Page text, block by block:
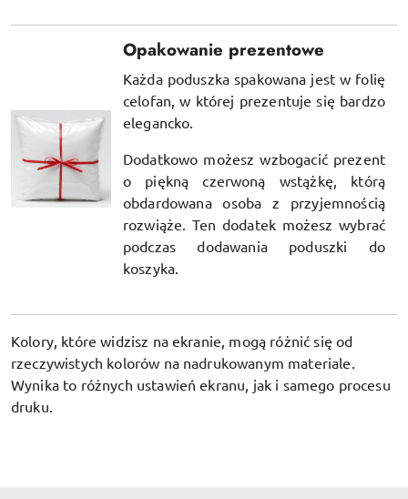
Opakowanie prezentowe
Każda poduszka spakowana jest w folię
celofan, w której prezentuje się bardzo
elegancko.
Dodatkowo możesz wzbogacić prezent
o piękną czerwoną wstążkę, którą
obdardowana osoba z przyjemnością
rozwiąże. Ten dodatek możesz wybrać
podczas dodawania poduszki do
koszyka.
Kolory, które widzisz na ekranie, mogą różnić się od
rzeczywistych kolorów na nadrukowanym materiale.
Wynika to różnych ustawień ekranu, jak i samego procesu
druku.